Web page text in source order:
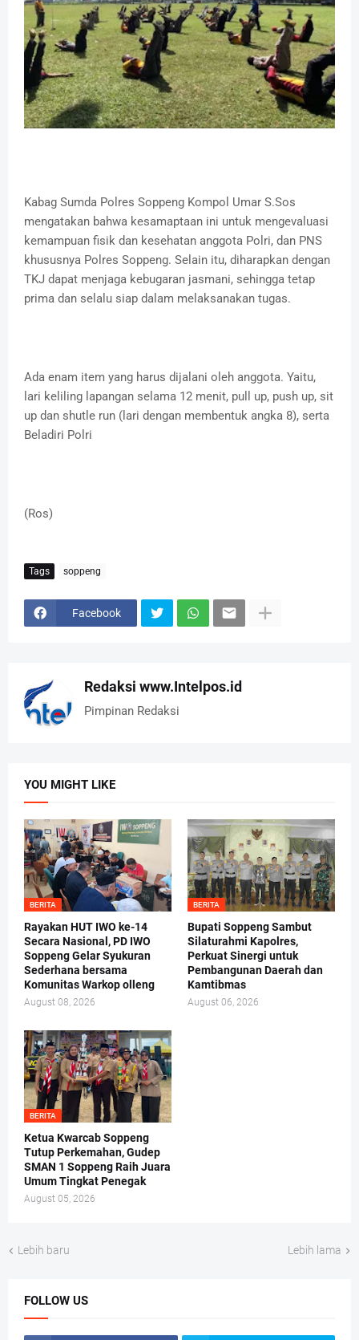
Kabag Sumda Polres Soppeng Kompol Umar S.Sos
mengatakan bahwa kesamaptaan ini untuk mengevaluasi
kemampuan fisik dan kesehatan anggota Polri, dan PNS
khususnya Polres Soppeng. Selain itu, diharapkan dengan
TKJ dapat menjaga kebugaran jasmani, sehingga tetap
prima dan selalu siap dalam melaksanakan tugas.
Ada enam item yang harus dijalani oleh anggota. Yaitu,
lari keliling lapangan selama 12 menit, pull up, push up, sit
up dan shutle run (lari dengan membentuk angka 8), serta
Beladiri Polri
(Ros)
Tags soppeng
Facebook
Redaksi www.Intelpos.id
Pimpinan Redaksi
YOU MIGHT LIKE
BERITA
Rayakan HUT IWO ke-14
Secara Nasional, PD IWO
Soppeng Gelar Syukuran
Sederhana bersama
Komunitas Warkop olleng
August 08, 2026
BERITA
Bupati Soppeng Sambut
Silaturahmi Kapolres,
Perkuat Sinergi untuk
Pembangunan Daerah dan
Kamtibmas
August 06, 2026
BERITA
Ketua Kwarcab Soppeng
Tutup Perkemahan, Gudep
SMAN 1 Soppeng Raih Juara
Umum Tingkat Penegak
August 05, 2026
Lebih baru Lebih lama
FOLLOW US